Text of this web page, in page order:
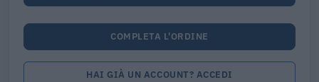
COMPLETA L'ORDINE
HAI GIÀ UN ACCOUNT? ACCEDI